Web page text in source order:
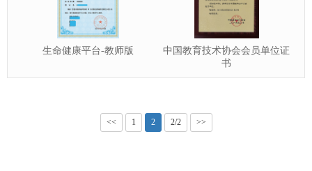
生命健康平台-教师版
中国教育技术协会会员单位证
书
<< 1 2 2/2 >>